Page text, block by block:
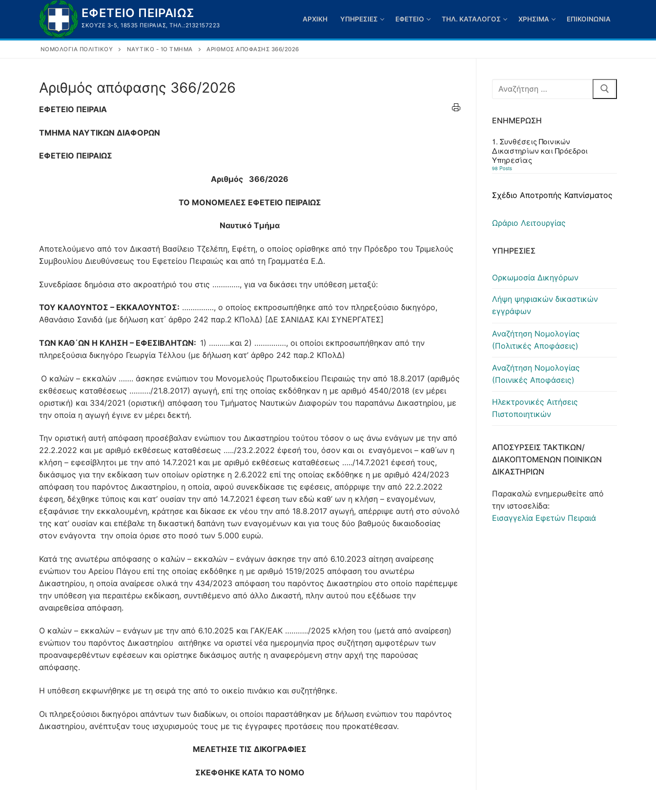
περιεχόμενο
ΕΦΕΤΕΙΟ ΠΕΙΡΑΙΩΣ
ΣΚΟΥΖΈ 3-5, 18535 ΠΕΙΡΑΙΆΣ, ΤΗΛ.:2132157223
ΑΡΧΙΚΉ ΥΠΗΡΕΣΊΕΣ ΕΦΕΤΕΊΟ ΤΗΛ. ΚΑΤΆΛΟΓΟΣ ΧΡΉΣΙΜΑ ΕΠΙΚΟΙΝΩΝΊΑ
ΝΟΜΟΛΟΓΊΑ ΠΟΛΙΤΙΚΟΎ ΝΑΥΤΙΚΌ - 1Ο ΤΜΉΜΑ ΑΡΙΘΜΌΣ ΑΠΌΦΑΣΗΣ 366/2026
Αριθμός απόφασης 366/2026
ΕΦΕΤΕΙΟ ΠΕΙΡΑΙΑ
ΤΜΗΜΑ ΝΑΥΤΙΚΩΝ ΔΙΑΦΟΡΩΝ
ΕΦΕΤΕΙΟ ΠΕΙΡΑΙΩΣ
Αριθμός 366/2026
ΤΟ ΜΟΝΟΜΕΛΕΣ ΕΦΕΤΕΙΟ ΠΕΙΡΑΙΩΣ
Ναυτικό Τμήμα
Αποτελούμενο από τον Δικαστή Βασίλειο Τζελέπη, Εφέτη, ο οποίος ορίσθηκε από την Πρόεδρο του Τριμελούς
Συμβουλίου Διευθύνσεως του Εφετείου Πειραιώς και από τη Γραμματέα Ε.Δ.
Συνεδρίασε δημόσια στο ακροατήριό του στις …………., για να δικάσει την υπόθεση μεταξύ:
ΤΟΥ ΚΑΛΟΥΝΤΟΣ – ΕΚΚΑΛΟΥΝΤΟΣ: ……………, ο οποίος εκπροσωπήθηκε από τον πληρεξούσιο δικηγόρο,
Αθανάσιο Σανιδά (με δήλωση κατ΄ άρθρο 242 παρ.2 ΚΠολΔ) [ΔΕ ΣΑΝΙΔΑΣ ΚΑΙ ΣΥΝΕΡΓΑΤΕΣ]
ΤΩΝ ΚΑΘ΄ΩΝ Η ΚΛΗΣΗ – ΕΦΕΣΙΒΛΗΤΩΝ: 1) ……….και 2) ……………, οι οποίοι εκπροσωπήθηκαν από την
πληρεξούσια δικηγόρο Γεωργία Τέλλου (με δήλωση κατ’ άρθρο 242 παρ.2 ΚΠολΔ)
Ο καλών – εκκαλών ……. άσκησε ενώπιον του Μονομελούς Πρωτοδικείου Πειραιώς την από 18.8.2017 (αριθμός
εκθέσεως καταθέσεως ………./21.8.2017) αγωγή, επί της οποίας εκδόθηκαν η με αριθμό 4540/2018 (εν μέρει
οριστική) και 334/2021 (οριστική) απόφαση του Τμήματος Ναυτικών Διαφορών του παραπάνω Δικαστηρίου, με
την οποία η αγωγή έγινε εν μέρει δεκτή.
Την οριστική αυτή απόφαση προσέβαλαν ενώπιον του Δικαστηρίου τούτου τόσον ο ως άνω ενάγων με την από
22.2.2022 και με αριθμό εκθέσεως καταθέσεως …../23.2.2022 έφεσή του, όσον και οι εναγόμενοι – καθ΄ων η
κλήση – εφεσίβλητοι με την από 14.7.2021 και με αριθμό εκθέσεως καταθέσεως …../14.7.2021 έφεσή τους,
δικάσιμος για την εκδίκαση των οποίων ορίστηκε η 2.6.2022 επί της οποίας εκδόθηκε η με αριθμό 424/2023
απόφαση του παρόντος Δικαστηρίου, η οποία, αφού συνεκδίκασε τις εφέσεις, απόρριψε την από 22.2.2022
έφεση, δέχθηκε τύποις και κατ’ ουσίαν την από 14.7.2021 έφεση των εδώ καθ’ ων η κλήση – εναγομένων,
εξαφάνισε την εκκαλουμένη, κράτησε και δίκασε εκ νέου την από 18.8.2017 αγωγή, απέρριψε αυτή στο σύνολό
της κατ’ ουσίαν και επέβαλε τη δικαστική δαπάνη των εναγομένων και για τους δύο βαθμούς δικαιοδοσίας
στον ενάγοντα την οποία όρισε στο ποσό των 5.000 ευρώ.
Κατά της ανωτέρω απόφασης ο καλών – εκκαλών – ενάγων άσκησε την από 6.10.2023 αίτηση αναίρεσης
ενώπιον του Αρείου Πάγου επί της οποίας εκδόθηκε η με αριθμό 1519/2025 απόφαση του ανωτέρω
Δικαστηρίου, η οποία αναίρεσε ολικά την 434/2023 απόφαση του παρόντος Δικαστηρίου στο οποίο παρέπεμψε
την υπόθεση για περαιτέρω εκδίκαση, συντιθέμενο από άλλο Δικαστή, πλην αυτού που εξέδωσε την
αναιρεθείσα απόφαση.
Ο καλών – εκκαλών – ενάγων με την από 6.10.2025 και ΓΑΚ/ΕΑΚ ………../2025 κλήση του (μετά από αναίρεση)
ενώπιον του παρόντος Δικαστηρίου αιτήθηκε να οριστεί νέα ημερομηνία προς συζήτηση αμφοτέρων των
προαναφερθέντων εφέσεων και ορίστηκε δικάσιμος αυτής η αναφερόμενη στην αρχή της παρούσας
απόφασης.
Η υπόθεση εκφωνήθηκε με τη σειρά της από το οικείο πινάκιο και συζητήθηκε.
Οι πληρεξούσιοι δικηγόροι απάντων των διαδίκων, οι οποίοι παραστάθηκαν με δήλωση ενώπιον του παρόντος
Δικαστηρίου, ανέπτυξαν τους ισχυρισμούς τους με τις έγγραφες προτάσεις που προκατέθεσαν.
ΜΕΛΕΤΗΣΕ ΤΙΣ ΔΙΚΟΓΡΑΦΙΕΣ
ΣΚΕΦΘΗΚΕ ΚΑΤΑ ΤΟ ΝΟΜΟ
Αναζήτηση
ΕΝΗΜΈΡΩΣΗ
1. Συνθέσεις Ποινικών
Δικαστηρίων και Πρόεδροι
Υπηρεσίας
98 Posts
Σχέδιο Αποτροπής Καπνίσματος
Ωράριο Λειτουργίας
ΥΠΗΡΕΣΊΕΣ
Ορκωμοσία Δικηγόρων
Λήψη ψηφιακών δικαστικών
εγγράφων
Αναζήτηση Νομολογίας
(Πολιτικές Αποφάσεις)
Αναζήτηση Νομολογίας
(Ποινικές Αποφάσεις)
Ηλεκτρονικές Αιτήσεις
Πιστοποιητικών
ΑΠΟΣΎΡΣΕΙΣ ΤΑΚΤΙΚΏΝ/
ΔΙΑΚΟΠΤΌΜΕΝΩΝ ΠΟΙΝΙΚΏΝ
ΔΙΚΑΣΤΗΡΊΩΝ
Παρακαλώ ενημερωθείτε από
την ιστοσελίδα:
Εισαγγελία Εφετών Πειραιά